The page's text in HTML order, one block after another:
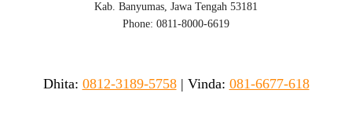
Kab. Banyumas, Jawa Tengah 53181
Phone: 0811-8000-6619
Dhita: 0812-3189-5758| Vinda: 081-6677-618